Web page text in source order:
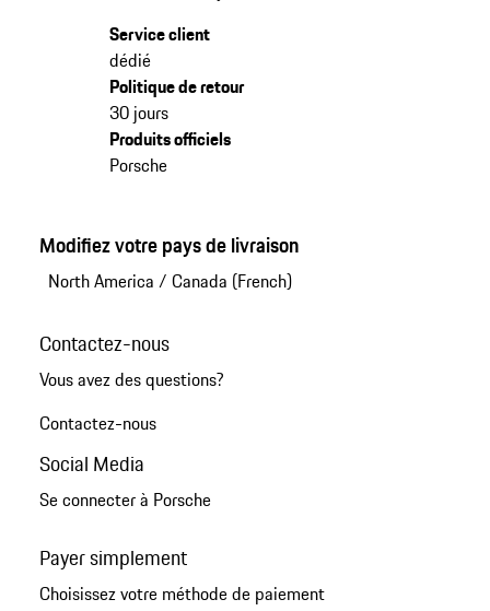
Service client
dédié
Politique de retour
30 jours
Produits officiels
Porsche
Modifiez votre pays de livraison
North America / Canada (French)
Contactez-nous
Vous avez des questions?
Contactez-nous
Social Media
Se connecter à Porsche
Payer simplement
Choisissez votre méthode de paiement